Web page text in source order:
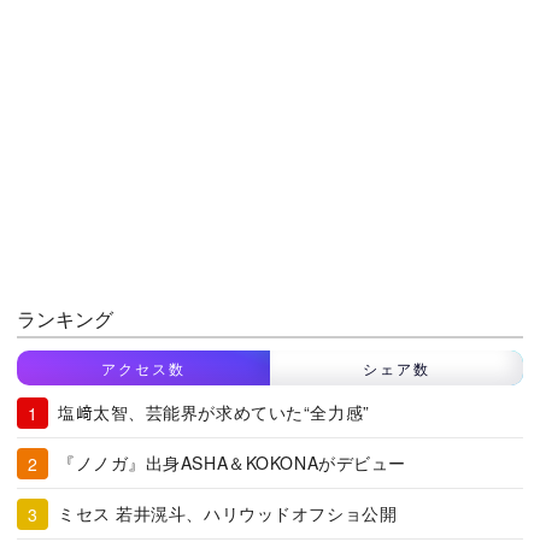
ランキング
アクセス数 シェア数
塩﨑太智、芸能界が求めていた“全力感”
『ノノガ』出身ASHA＆KOKONAがデビュー
ミセス 若井滉斗、ハリウッドオフショ公開